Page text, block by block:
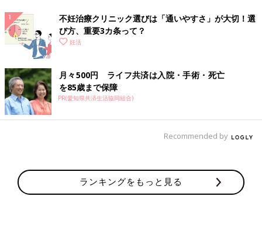
不妊治療クリニック選びは「通いやすさ」が大切！選
び方、重要3カ条って？
妊活
月々500円 ライフ共済は入院・手術・死亡
を85歳まで保障
PR(愛知県共済生活協同組合)
Recommended by
ランキングをもっと見る